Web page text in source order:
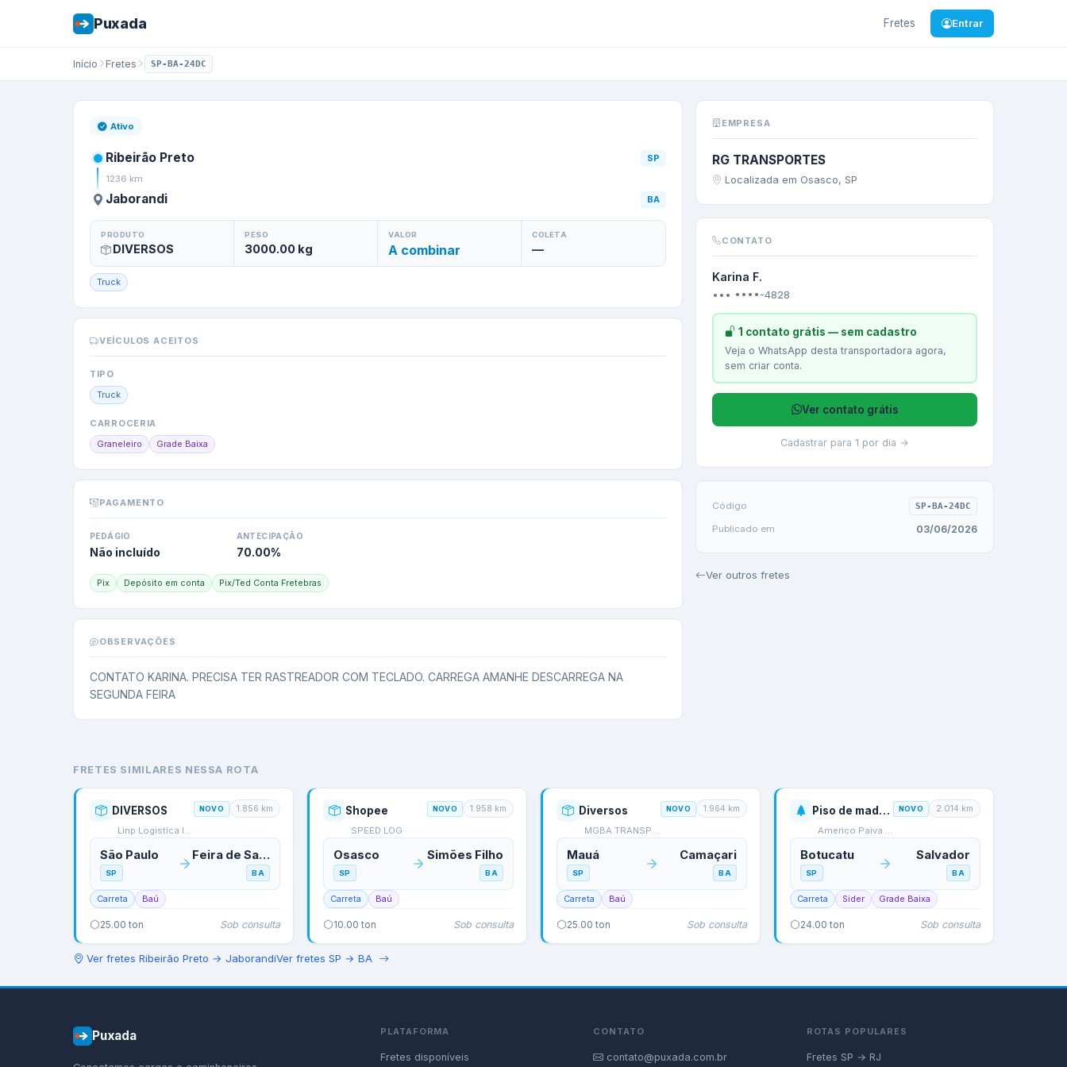
Puxada Fretes Entrar
Início Fretes SP-BA-24DC
Frete de Jaborandi/BA—DIVERSOS
Ativo
Ribeirão Preto
SP
1236 km
Jaborandi BA
PRODUTO
DIVERSOS
PESO
3000.00 kg
VALOR
A combinar
COLETA
—
Truck
VEÍCULOS ACEITOS
TIPO
Truck
CARROCERIA
Graneleiro Grade Baixa
PAGAMENTO
PEDÁGIO
Não incluído
ANTECIPAÇÃO
70.00%
Pix Depósito em conta Pix/Ted Conta Fretebras
OBSERVAÇÕES
CONTATO KARINA. PRECISA TER RASTREADOR COM TECLADO. CARREGA AMANHE DESCARREGA NA
SEGUNDA FEIRA
EMPRESA
RG TRANSPORTES
Localizada em Osasco, SP
CONTATO
Karina F.
••• ••••-4828
1 contato grátis — sem cadastro
Veja o WhatsApp desta transportadora agora,
sem criar conta.
Ver contato grátis
Cadastrar para 1 por dia →
Código SP-BA-24DC
Publicado em 03/06/2026
Ver outros fretes
FRETES SIMILARES NESSA ROTA
DIVERSOS
Linp Logistica Integra…
NOVO 1.856 km
São Paulo
SP
Feira de Santana
BA
Carreta Baú
25.00 ton Sob consulta
Shopee
SPEED LOG
NOVO 1.958 km
Osasco
SP
Simões Filho
BA
Carreta Baú
10.00 ton Sob consulta
Diversos
MGBA TRANSPORTES
NOVO 1.964 km
Mauá
SP
Camaçari
BA
Carreta Baú
25.00 ton Sob consulta
Piso de madeira
Americo Paiva Goncalve…
NOVO 2.014 km
Botucatu
SP
Salvador
BA
Carreta Sider Grade Baixa
24.00 ton Sob consulta
Ver fretes Ribeirão Preto → JaborandiVer fretes SP → BA
Puxada PLATAFORMA
Fretes disponíveis
CONTATO
contato@puxada.com.br
ROTAS POPULARES
Fretes SP → RJ